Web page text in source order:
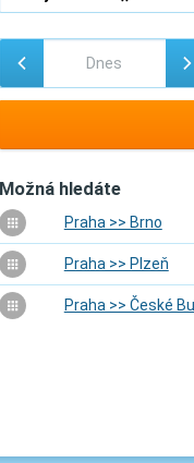
Možná hledáte
Praha >> Brno
Praha >> Plzeň
Praha >> České